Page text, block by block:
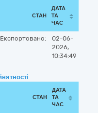
СТАН
ДАТА
ТА
ЧАС
Експортовано:
02-06-
2026,
10:34:49
СТАН
ДАТА
ТА
ЧАС